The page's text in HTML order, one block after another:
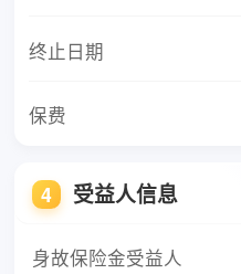
终止日期
保费
4 受益人信息
身故保险金受益人